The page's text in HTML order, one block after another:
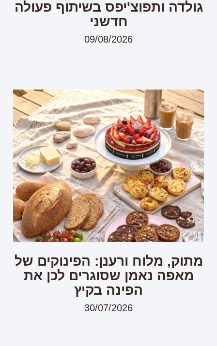
גולדה ותפוצ'יפס בשיתוף פעולה
חדשני
09/08/2026
מתוק, מלוח ורענן: הפינוקים של
מאפה נאמן שסוגרים לכן את
הפינה בקיץ
30/07/2026